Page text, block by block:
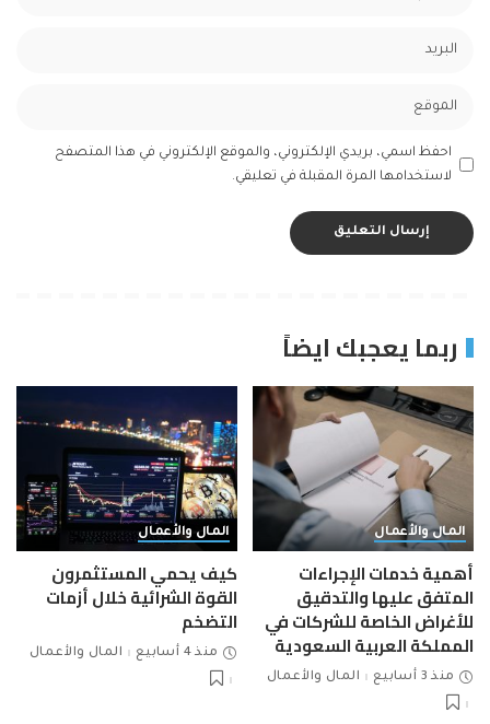
احفظ اسمي، بريدي الإلكتروني، والموقع الإلكتروني في هذا المتصفح
لاستخدامها المرة المقبلة في تعليقي.
ربما يعجبك ايضاً
المال والأعمال
أهمية خدمات الإجراءات
المتفق عليها والتدقيق
للأغراض الخاصة للشركات في
المملكة العربية السعودية
منذ 3 أسابيع المال والأعمال
المال والأعمال
كيف يحمي المستثمرون
القوة الشرائية خلال أزمات
التضخم
منذ 4 أسابيع المال والأعمال